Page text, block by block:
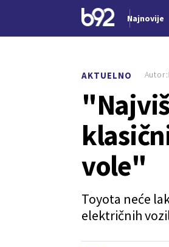
Najnovije
AKTUELNO
vole"
Toyota neće
električnih
Autor: